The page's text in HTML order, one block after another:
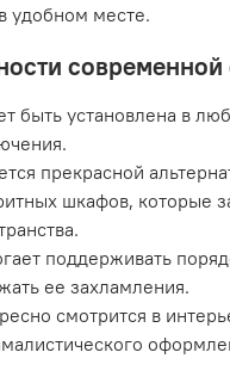
удобном месте.
быть установлена в
прекрасной
шкафов, которые
поддерживать
ее захламления.
смотрится в